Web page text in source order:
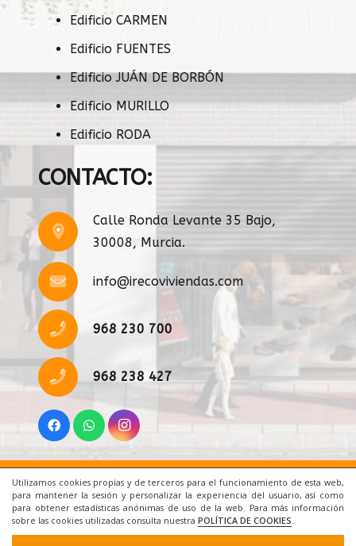
Utilizamos cookies propias y de terceros para el funcionamiento de esta web,
para mantener la sesión y personalizar la experiencia del usuario, así como
para obtener estadísticas anónimas de uso de la web. Para más información
sobre las cookies utilizadas consulta nuestra POLÍTICA DE COOKIES.
Edificio CARMEN
Edificio FUENTES
Edificio JUÁN DE BORBÓN
Edificio MURILLO
Edificio RODA
CONTACTO:
Calle Ronda Levante 35 Bajo,
30008, Murcia.
info@irecoviviendas.com
968 230 700
968 238 427
Inicio| Aviso Legal|Cookies|Contacto
© 2021 Todos los derechos reservados. Una web